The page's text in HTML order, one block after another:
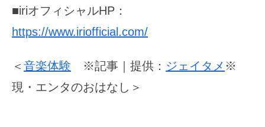
■iriオフィシャルHP：
https://www.iriofficial.com/
＜ 音楽体験 ※記事｜提供： ジェイタメ ※
現・エンタのおはなし＞